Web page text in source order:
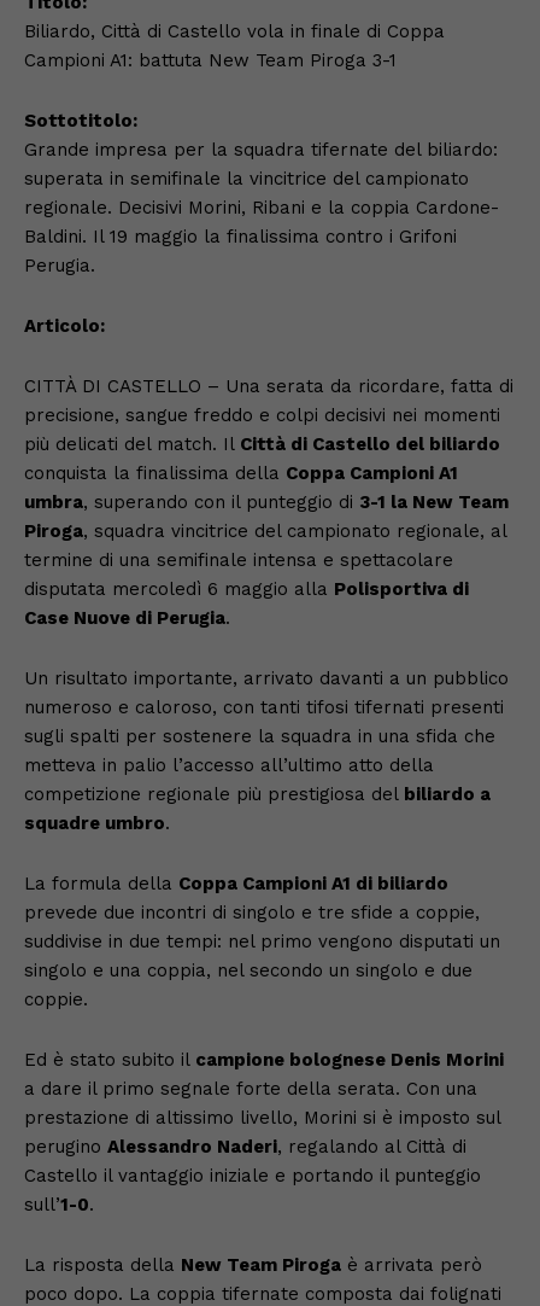
Biliardo, Città di Castello vola in finale di Coppa
Campioni A1: battuta New Team Piroga 3-1
Sottotitolo:
Grande impresa per la squadra tifernate del biliardo:
superata in semifinale la vincitrice del campionato
regionale. Decisivi Morini, Ribani e la coppia Cardone-
Baldini. Il 19 maggio la finalissima contro i Grifoni
Perugia.
Articolo:
CITTÀ DI CASTELLO – Una serata da ricordare, fatta di
precisione, sangue freddo e colpi decisivi nei momenti
più delicati del match. Il Città di Castello del biliardo
conquista la finalissima della Coppa Campioni A1
umbra, superando con il punteggio di 3-1 la New Team
Piroga, squadra vincitrice del campionato regionale, al
termine di una semifinale intensa e spettacolare
disputata mercoledì 6 maggio alla Polisportiva di
Case Nuove di Perugia.
Un risultato importante, arrivato davanti a un pubblico
numeroso e caloroso, con tanti tifosi tifernati presenti
sugli spalti per sostenere la squadra in una sfida che
metteva in palio l’accesso all’ultimo atto della
competizione regionale più prestigiosa del biliardo a
squadre umbro.
La formula della Coppa Campioni A1 di biliardo
prevede due incontri di singolo e tre sfide a coppie,
suddivise in due tempi: nel primo vengono disputati un
singolo e una coppia, nel secondo un singolo e due
coppie.
Ed è stato subito il campione bolognese Denis Morini
a dare il primo segnale forte della serata. Con una
prestazione di altissimo livello, Morini si è imposto sul
perugino Alessandro Naderi, regalando al Città di
Castello il vantaggio iniziale e portando il punteggio
sull’1-0.
La risposta della New Team Piroga è arrivata però
poco dopo. La coppia tifernate composta dai folignati